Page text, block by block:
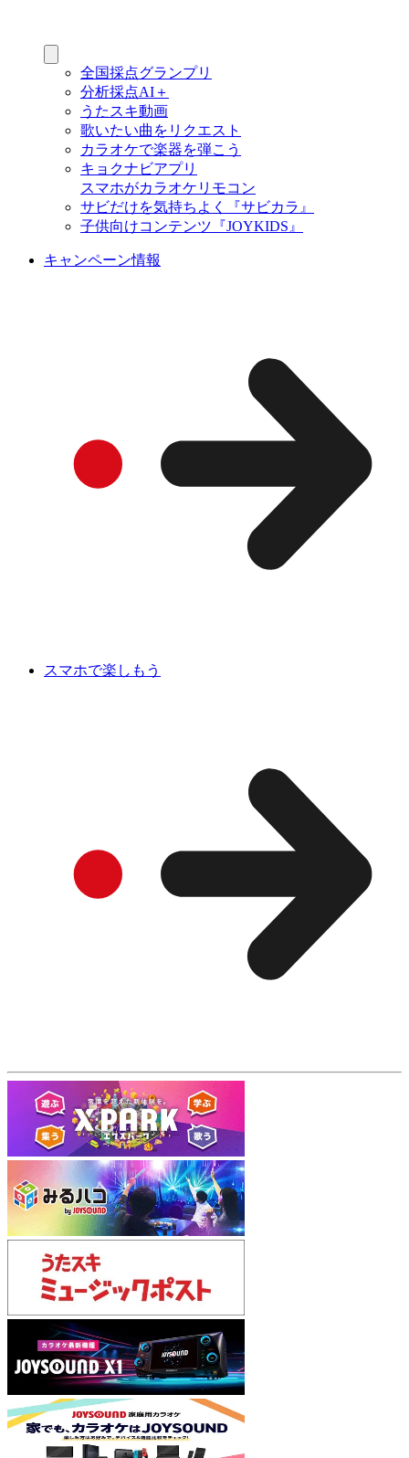
全国採点グランプリ
分析採点AI＋
うたスキ動画
歌いたい曲をリクエスト
カラオケで楽器を弾こう
キョクナビアプリ
スマホがカラオケリモコン
サビだけを気持ちよく『サビカラ』
子供向けコンテンツ『JOYKIDS』
キャンペーン情報
スマホで楽しもう